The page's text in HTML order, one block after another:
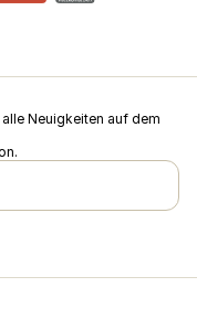
Neuigkeiten auf dem